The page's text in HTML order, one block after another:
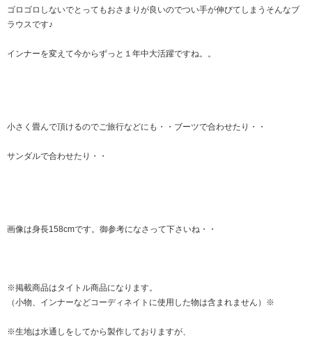
ゴロゴロしないでとってもおさまりが良いのでつい手が伸びてしまうそんなブ
ラウスです♪
インナーを変えて今からずっと１年中大活躍ですね。。
小さく畳んで頂けるのでご旅行などにも・・ブーツで合わせたり・・
サンダルで合わせたり・・
画像は身長158cmです。御参考になさって下さいね・・
※掲載商品はタイトル商品になります。
（小物、インナーなどコーディネイトに使用した物は含まれません）※
※生地は水通しをしてから製作しておりますが、